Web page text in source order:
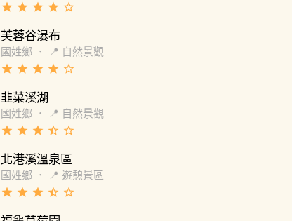
grade grade grade grade star_border
芙蓉谷瀑布
國姓鄉 ． 📍 自然景觀
grade grade grade grade star_border
韭菜溪湖
國姓鄉 ． 📍 自然景觀
grade grade grade star_half star_border
北港溪溫泉區
國姓鄉 ． 📍 遊憩景區
grade grade grade star_half star_border